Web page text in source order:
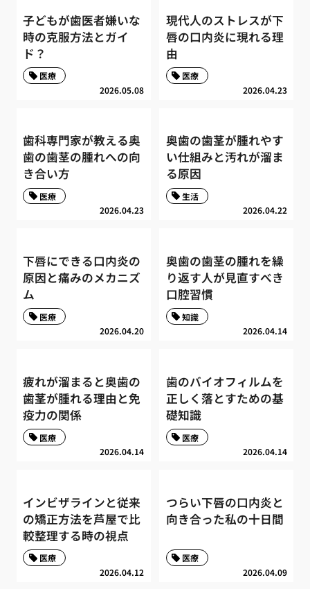
子どもが歯医者嫌いな
時の克服方法とガイ
ド？
2026.05.08
医療
現代人のストレスが下
唇の口内炎に現れる理
由
2026.04.23
医療
歯科専門家が教える奥
歯の歯茎の腫れへの向
き合い方
2026.04.23
医療
奥歯の歯茎が腫れやす
い仕組みと汚れが溜ま
る原因
2026.04.22
生活
下唇にできる口内炎の
原因と痛みのメカニズ
ム
2026.04.20
医療
奥歯の歯茎の腫れを繰
り返す人が見直すべき
口腔習慣
2026.04.14
知識
疲れが溜まると奥歯の
歯茎が腫れる理由と免
疫力の関係
2026.04.14
医療
歯のバイオフィルムを
正しく落とすための基
礎知識
2026.04.14
医療
インビザラインと従来
の矯正方法を芦屋で比
較整理する時の視点
2026.04.12
医療
つらい下唇の口内炎と
向き合った私の十日間
2026.04.09
医療